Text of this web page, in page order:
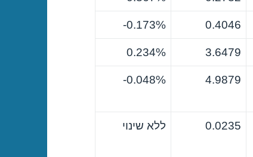
0.4046
0.173%-
3.6479
0.234%
4.9879
0.048%-
0.0235 ללא שינוי